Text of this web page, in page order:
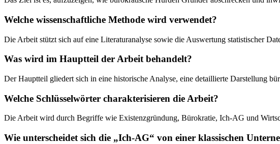
Welche wissenschaftliche Methode wird verwendet?
Die Arbeit stützt sich auf eine Literaturanalyse sowie die Auswertung statistischer
Was wird im Hauptteil der Arbeit behandelt?
Der Hauptteil gliedert sich in eine historische Analyse, eine detaillierte Darstellung
Welche Schlüsselwörter charakterisieren die Arbeit?
Die Arbeit wird durch Begriffe wie Existenzgründung, Bürokratie, Ich-AG und
Wie unterscheidet sich die „Ich-AG“ von einer klassischen